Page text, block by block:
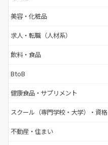
美容・化粧品
求人・転職（人材系）
飲料・食品
BtoB
健康食品・サプリメント
スクール（専門学校・大学）・資格
不動産・住まい